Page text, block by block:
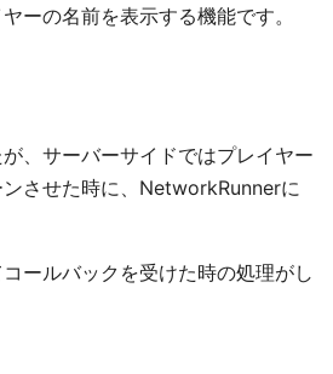
ーの名前を表示する機能です。
、サーバーサイドではプレイヤー
させた時に、NetworkRunnerに
ールバックを受けた時の処理がし